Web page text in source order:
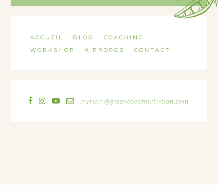
ACCUEIL BLOG
COACHING
WORKSHOP
A PROPOS CONTACT
myriam@greencoachnutrition.com